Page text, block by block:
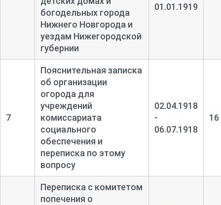
богодельных города
Нижнего Новгорода и
уездам Нижегородской
губернии
01.01.1919
7
Пояснительная записка
об организации
огорода для
учреждений
комиссариата
социального
обеспечения и
переписка по этому
вопросу
02.04.1918
-
06.07.1918
16
Переписка с комитетом
попечения о